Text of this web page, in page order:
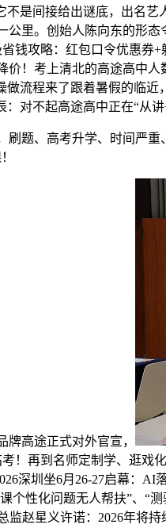
间接给出谜底，出名艺
里。创始人陈向东的形
钱攻略：红包口令优惠券
！考上清北的高途高中
流程来了跟着暑假的临
对不起高途高中正在“从讲
、高考升学、时间严重
高途正式对外官宣，
！再到名师定制学、逛
深圳坐6月26-27启幕：
个性化问题无人帮扶”、“
赵星义许诺：2026年将持